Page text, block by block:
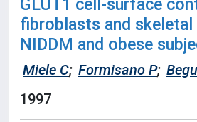
GLUT1 cell-surface
fibroblasts and
NIDDM and obese
Miele C; Formisano P;
1997